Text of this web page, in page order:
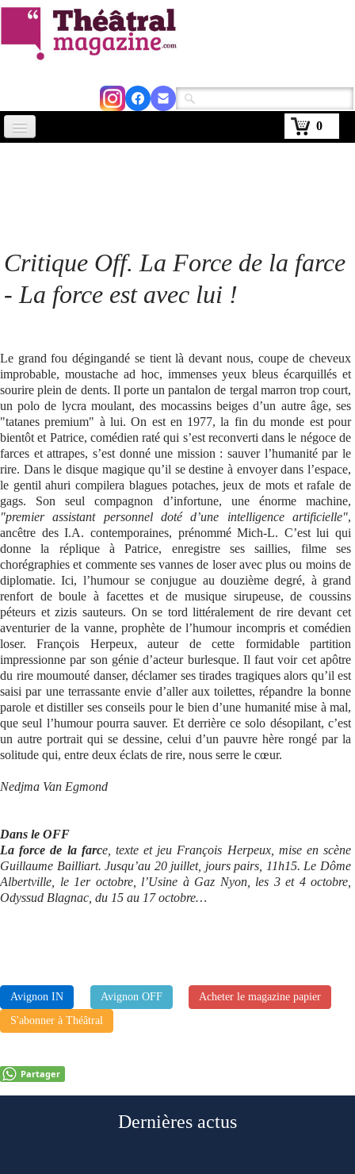
0
Kiosque
Se connecter
Critique Off. La Force de la farce
- La force est avec lui !
Le grand fou dégingandé se tient là devant nous, coupe de cheveux
improbable, moustache ad hoc, immenses yeux bleus écarquillés et
sourire plein de dents. Il porte un pantalon de tergal marron trop court,
un polo de lycra moulant, des mocassins beiges d’un autre âge, ses
"tatanes premium" à lui. On est en 1977, la fin du monde est pour
bientôt et Patrice, comédien raté qui s’est reconverti dans le négoce de
farces et attrapes, s’est donné une mission : sauver l’humanité par le
rire. Dans le disque magique qu’il se destine à envoyer dans l’espace,
le gentil ahuri compilera blagues potaches, jeux de mots et rafale de
gags. Son seul compagnon d’infortune, une énorme machine,
"premier assistant personnel doté d’une intelligence artificielle",
ancêtre des I.A. contemporaines, prénommé Mich-L. C’est lui qui
donne la réplique à Patrice, enregistre ses saillies, filme ses
chorégraphies et commente ses vannes de loser avec plus ou moins de
diplomatie. Ici, l’humour se conjugue au douzième degré, à grand
renfort de boule à facettes et de musique sirupeuse, de coussins
péteurs et zizis sauteurs. On se tord littéralement de rire devant cet
aventurier de la vanne, prophète de l’humour incompris et comédien
loser. François Herpeux, auteur de cette formidable partition
impressionne par son génie d’acteur burlesque. Il faut voir cet apôtre
du rire moumouté danser, déclamer ses tirades tragiques alors qu’il est
saisi par une terrassante envie d’aller aux toilettes, répandre la bonne
parole et distiller ses conseils pour le bien d’une humanité mise à mal,
que seul l’humour pourra sauver. Et derrière ce solo désopilant, c’est
un autre portrait qui se dessine, celui d’un pauvre hère rongé par la
solitude qui, entre deux éclats de rire, nous serre le cœur.
Nedjma Van Egmond
Dans le OFF
La force de la farce, texte et jeu François Herpeux, mise en scène
Guillaume Bailliart. Jusqu’au 20 juillet, jours pairs, 11h15. Le Dôme
Albertville, le 1er octobre, l’Usine à Gaz Nyon, les 3 et 4 octobre,
Odyssud Blagnac, du 15 au 17 octobre…
Avignon IN Avignon OFF
Acheter le magazine papier
S'abonner à Théâtral
Partager
Dernières actus